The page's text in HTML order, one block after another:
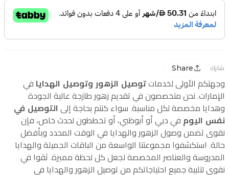
شارك Share
وجهتكم الأولى لخدمات توصيل الزهور وتوصيل الهدايا في
الإمارات. نحن متخصصون في تقديم زهور طازجة عالية الجودة
وهدايا مخصصة لكل مناسبة. سواء كنتم بحاجة إلى التوصيل في
نفس اليوم في دبي أو أبوظبي، أو تخططون لحدث خاص، فإن
نقوى تضمن وصول الزهور والهدايا في الوقت المحدد وبأفضل
حالة. استكشفوا مجموعتنا الواسعة من الباقات الجميلة والهدايا
المدروسة والعناصر المخصصة لجعل كل لحظة مميزة. ثقوا في
نقوى لتلبية جميع احتياجاتكم من توصيل الزهور والهدايا في